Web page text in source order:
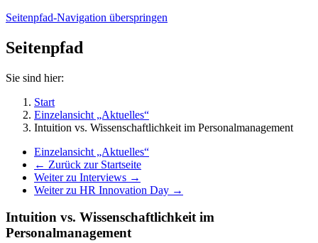
Seitenpfad-Navigation überspringen
Seitenpfad
Sie sind hier:
Start
Einzelansicht „Aktuelles“
Intuition vs. Wissenschaftlichkeit im Personalmanagement
Einzelansicht „Aktuelles“
← Zurück zur Startseite
Weiter zu Interviews →
Weiter zu HR Innovation Day →
Intuition vs. Wissenschaftlichkeit im
Personalmanagement